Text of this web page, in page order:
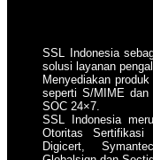
SSL Indonesia
solusi layanan
Menyediakan
seperti S/MIME
SOC 24×7.
SSL Indonesia
Otoritas
Digicert,